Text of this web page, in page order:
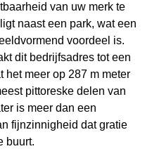
van uw merk te
naast een park, wat een
voordeel is.
dit bedrijfsadres tot een
het meer op 287 m meter
pittoreske delen van
is meer dan een
fijnzinnigheid dat gratie
buurt.